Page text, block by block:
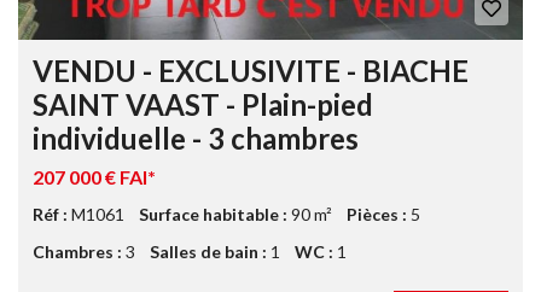
VENDU - EXCLUSIVITE - BIACHE
SAINT VAAST - Plain-pied
individuelle - 3 chambres
207 000 € FAI*
Réf : M1061 Surface habitable : 90 m² Pièces : 5
Chambres : 3 Salles de bain : 1 WC : 1